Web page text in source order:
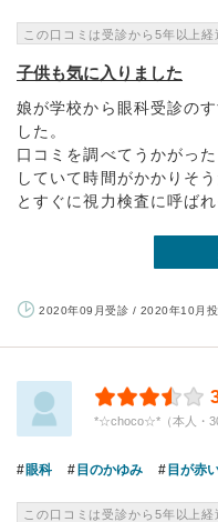
この口コミは受診から5年以上経
子供も気に入りました
娘が学校から眼科受診の
した。
口コミを調べてうかがっ
していて時間がかかりそ
とすぐに視力検査に呼ばれ
2020年09月受診 / 2020年10月
*☆choco☆*（本人・30
眼科 目のかゆみ 目が赤
この口コミは受診から5年以上経